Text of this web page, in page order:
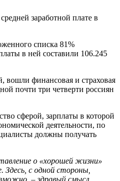
заработной плате в
списка 81%
в ней составили 106.245
финансовая и страховая
почти три четверти россиян
сферой, зарплаты в которой
деятельности, по
должны получать
о «хорошей жизни»
с одной стороны,
– здравый смысл,